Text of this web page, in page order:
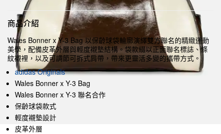
商品介紹
Wales Bonner x Y-3 Bag 以保齡球袋輪廓演繹雙方聯名的精緻運動
美學，配備皮革外層與輕度襯墊結構。袋款綴以正面聯名標誌、條
紋襯裡，以及可調節可拆式肩帶，帶來更靈活多變的攜帶方式。
adidas Originals
Wales Bonner x Y-3 Bag
Wales Bonner x Y-3 聯名合作
保齡球袋款式
輕度襯墊設計
皮革外層